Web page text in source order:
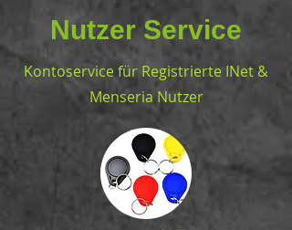
Nutzer Service
Kontoservice für Registrierte INet &
Menseria Nutzer